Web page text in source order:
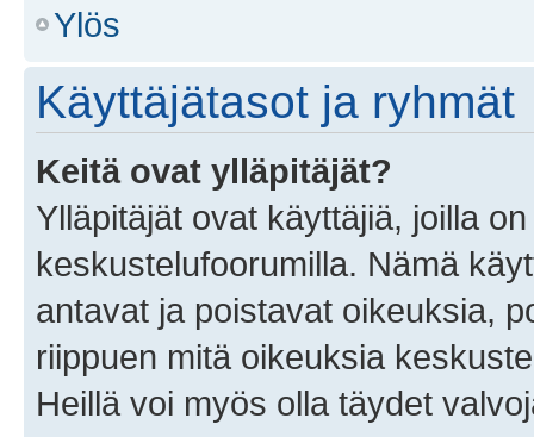
Ylös
Käyttäjätasot ja ryhmät
Keitä ovat ylläpitäjät?
Ylläpitäjät ovat käyttäjiä, joilla
keskustelufoorumilla. Nämä
antavat ja poistavat oikeuksia,
riippuen mitä oikeuksia
Heillä voi myös olla täydet